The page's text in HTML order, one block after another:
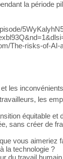
la période
The-risks-of-AI-
les inconvénients
les
équitable et
sans créer de
vous aimeriez
la technologie ?